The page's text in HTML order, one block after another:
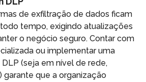
de exfiltração de dados ficam
tempo, exigindo atualizações
o negócio seguro. Contar com
ou implementar uma
(seja em nível de rede,
garante que a organização